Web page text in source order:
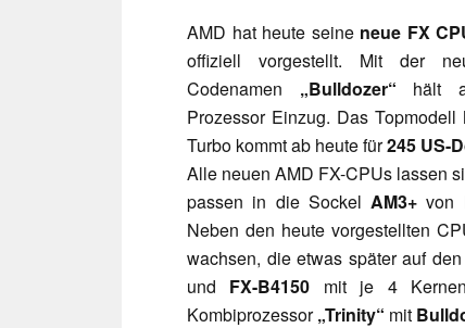
AMD hat heute seine neue FX
offiziell vorgestellt. Mit der
Codenamen „Bulldozer“ hält
Prozessor Einzug. Das Topmodell
Turbo kommt ab heute für245 US-
Alle neuen AMD FX-CPUs lassen
passen in die SockelAM3+ von
Neben den heute vorgestellten
wachsen, die etwas später auf
und FX-B4150 mit je 4
Kombiprozessor„Trinity“ mit